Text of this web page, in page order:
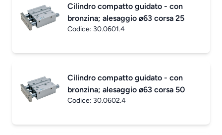
Cilindro compatto guidato - con
bronzina; alesaggio ø63 corsa 25
Codice: 30.0601.4
Cilindro compatto guidato - con
bronzina; alesaggio ø63 corsa 50
Codice: 30.0602.4